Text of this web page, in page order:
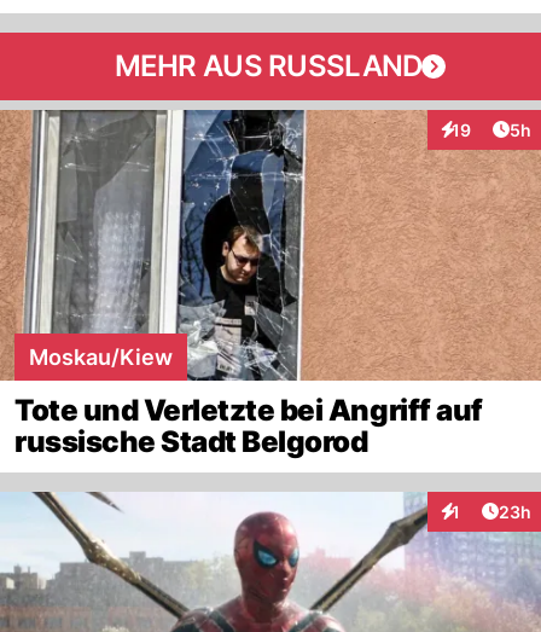
MEHR AUS RUSSLAND
19
Interaktionen
5h
Moskau/Kiew
Tote und Verletzte bei Angriff auf
russische Stadt Belgorod
1
Interaktionen
23h